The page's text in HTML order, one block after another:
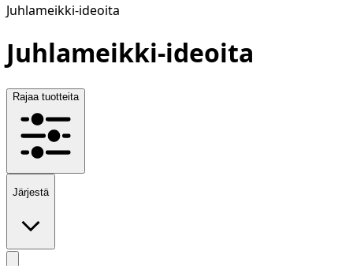
Juhlameikki-ideoita
Juhlameikki-ideoita
Rajaa tuotteita
Järjestä